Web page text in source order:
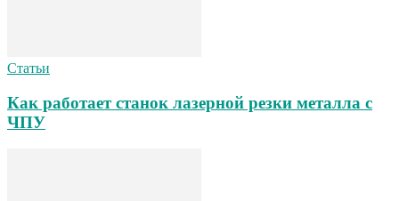
Статьи
Как работает станок лазерной резки металла с
ЧПУ